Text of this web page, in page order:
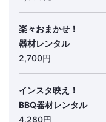
よくある質問
楽々おまかせ！
器材レンタル
2,700円
インスタ映え！
BBQ器材レンタル
4,280円